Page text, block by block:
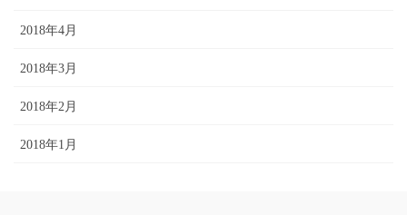
2018年4月
2018年3月
2018年2月
2018年1月